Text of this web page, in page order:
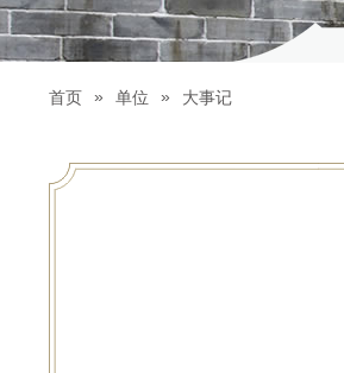
首页 » 单位 » 大事记